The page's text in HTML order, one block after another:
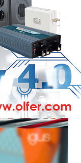
blanco sobre
en la